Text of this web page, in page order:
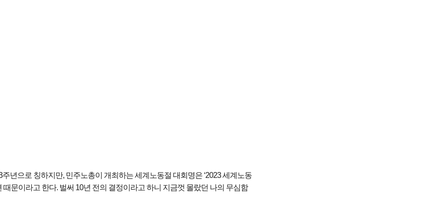
년으로 칭하지만, 민주노총이 개최하는 세계노동절 대회명은 ‘2023 세계노동
문이라고 한다. 벌써 10년 전의 결정이라고 하니 지금껏 몰랐던 나의 무심함